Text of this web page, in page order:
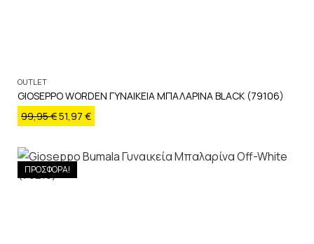
OUTLET
GIOSEPPO WORDEN ΓΥΝΑΙΚΕΙΑ ΜΠΑΛΑΡΙΝΑ BLACK (79106)
99,95€51,97 €
ΠΡΟΣΦΟΡΑ!